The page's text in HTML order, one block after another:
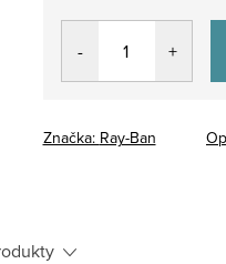
Jednotková
Značka: Ray-Ban